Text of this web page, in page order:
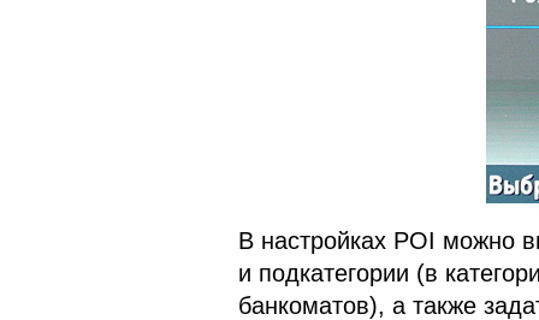
В настройках POI можно
и подкатегории (в
банкоматов), а также